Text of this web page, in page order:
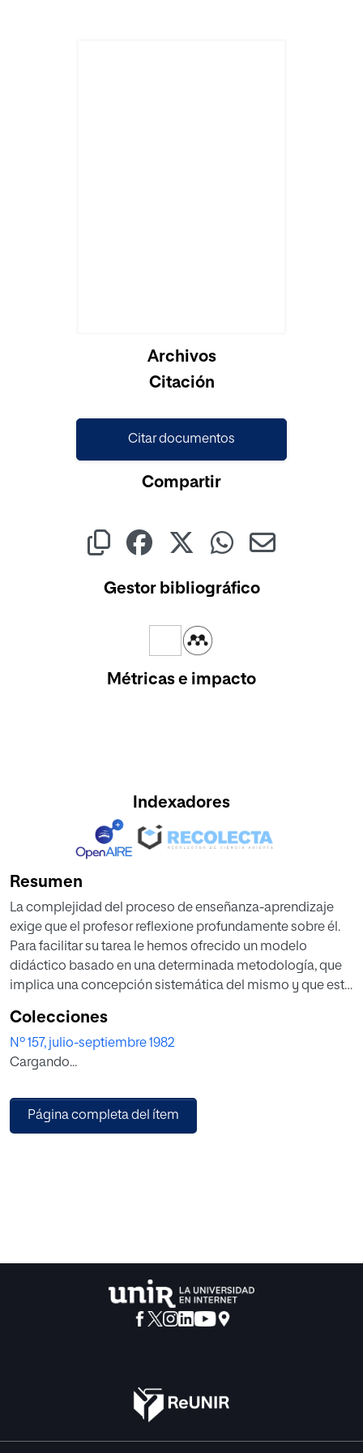
Archivos
Citación
Citar documentos
Compartir
Gestor bibliográfico
Métricas e impacto
Indexadores
Resumen
La complejidad del proceso de enseñanza-aprendizaje
exige que el profesor reflexione profundamente sobre él.
Para facilitar su tarea le hemos ofrecido un modelo
didáctico basado en una determinada metodología, que
implica una concepción sistemática del mismo y que está
1ª Fase: Diagnóstico de las condiciones ambientales y
personales.
2ª Fase: Determinación de objetivos.
interacción, actividades, tiempo activo, medios y
organización.
Colecciones
Nº 157, julio-septiembre 1982
Cargando...
Página completa del ítem